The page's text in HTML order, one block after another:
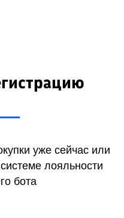
уже сейчас или
лояльности
бота